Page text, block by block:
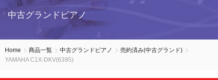
中古グランドピアノ
Home 商品一覧 中古グランドピアノ
売約済み(中古グランド)
YAMAHA C1X-DKV(6395)